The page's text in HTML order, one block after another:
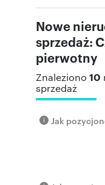
Nowe
sprzedaż:
pierwotny
Znaleziono 10
sprzedaż
Jak